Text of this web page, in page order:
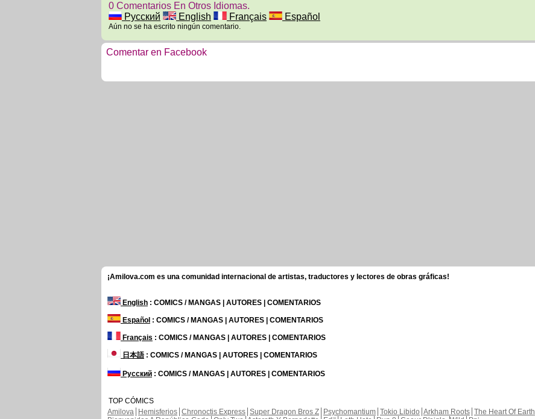
0 Comentarios En Otros Idiomas.
Русский
English Français Español
Aún no se ha escrito ningún comentario.
Comentar en Facebook
¡Amilova.com es una comunidad internacional de artistas, traductores y lectores de obras gráficas!
English : COMICS / MANGAS | AUTORES | COMENTARIOS
Español : COMICS / MANGAS | AUTORES | COMENTARIOS
Français : COMICS / MANGAS | AUTORES | COMENTARIOS
日本語: COMICS / MANGAS | AUTORES | COMENTARIOS
Русский : COMICS / MANGAS | AUTORES | COMENTARIOS
TOP CÓMICS
Amilova
Hemisferios Chronoctis Express Super Dragon Bros Z Psychomantium Tokio Libido Arkham Roots The Heart Of Earth